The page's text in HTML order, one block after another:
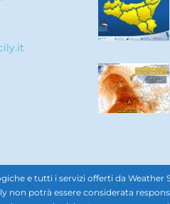
e tutti i servizi offerti da
non potrà essere considerata